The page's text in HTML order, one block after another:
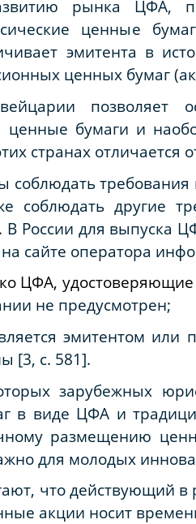
рынка ЦФА,
ценные
эмитента в
ценных бумаг
позволяет
ценные бумаги и
странах отличается
требования
соблюдать другие
России для выпуска
сайте оператора
ЦФА,
не предусмотрен;
эмитентом или
[3, с. 581].
зарубежных
в виде ЦФА и
размещению
для молодых
что действующий в
акции носит